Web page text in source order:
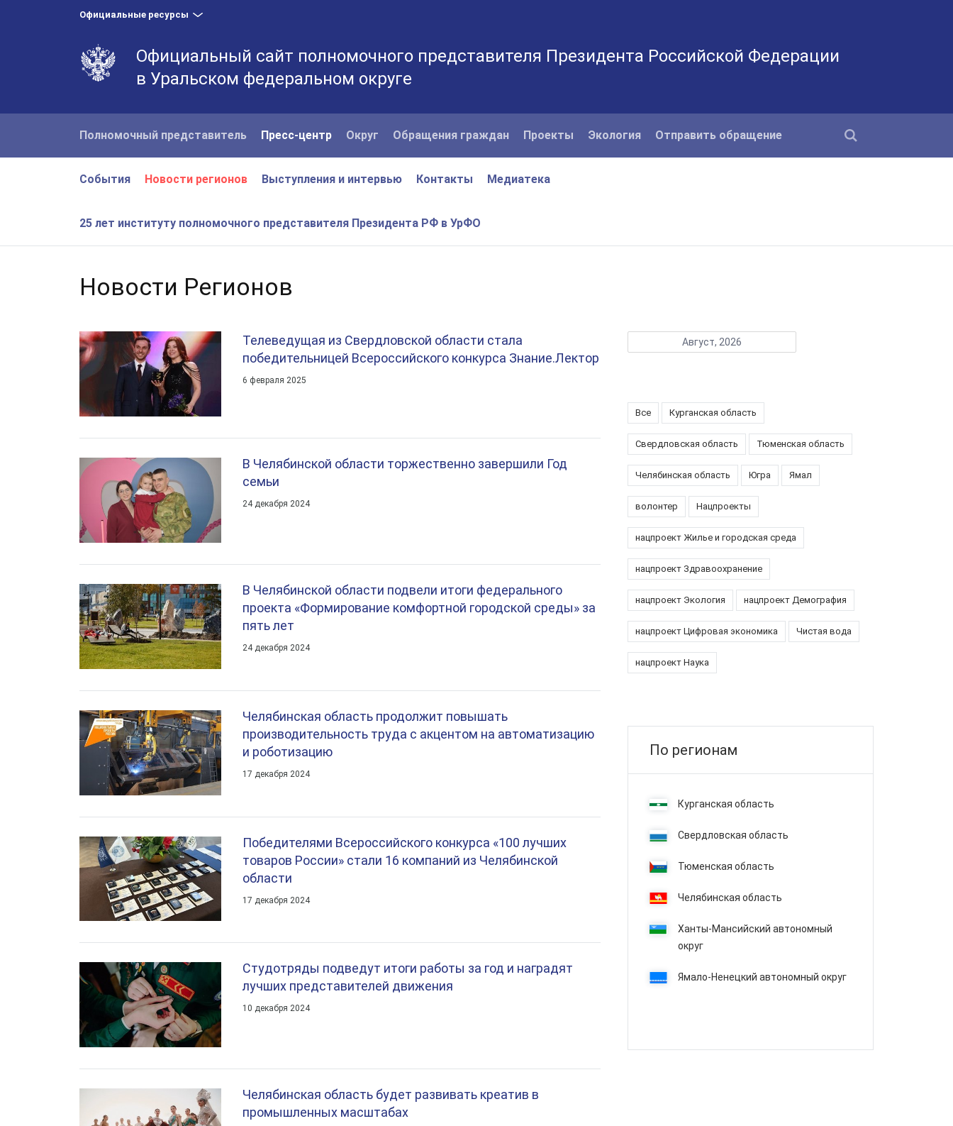
Официальные ресурсы
Официальный сайт полномочного представителя Президента Российской Федерации
в Уральском федеральном округе
Полномочный представитель Пресс-центр Округ Обращения граждан Проекты Экология Отправить обращение
События Новости регионов Выступления и интервью Контакты Медиатека
25 лет институту полномочного представителя Президента РФ в УрФО
Новости Регионов
Август, 2026
Все Курганская область
Свердловская область Тюменская область
Челябинская область Югра Ямал
волонтер Нацпроекты
нацпроект Жилье и городская среда
нацпроект Здравоохранение
нацпроект Экология нацпроект Демография
нацпроект Цифровая экономика Чистая вода
нацпроект Наука
По регионам
Курганская область
Свердловская область
Тюменская область
Челябинская область
Ханты-Мансийский автономный
округ
Ямало-Ненецкий автономный округ
Телеведущая из Свердловской области стала
победительницей Всероссийского конкурса Знание.Лектор
6 февраля 2025
В Челябинской области торжественно завершили Год
семьи
24 декабря 2024
В Челябинской области подвели итоги федерального
проекта «Формирование комфортной городской среды» за
пять лет
24 декабря 2024
Челябинская область продолжит повышать
производительность труда с акцентом на автоматизацию
и роботизацию
17 декабря 2024
Победителями Всероссийского конкурса «100 лучших
товаров России» стали 16 компаний из Челябинской
области
17 декабря 2024
Студотряды подведут итоги работы за год и наградят
лучших представителей движения
10 декабря 2024
Челябинская область будет развивать креатив в
промышленных масштабах